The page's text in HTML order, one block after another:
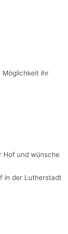
Möglichkeit ihr
Hof und wünsche
in der Lutherstadt